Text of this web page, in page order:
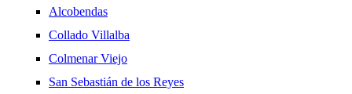
Alcobendas
Collado Villalba
Colmenar Viejo
San Sebastián de los Reyes